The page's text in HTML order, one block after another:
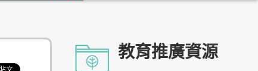
教育推廣資源